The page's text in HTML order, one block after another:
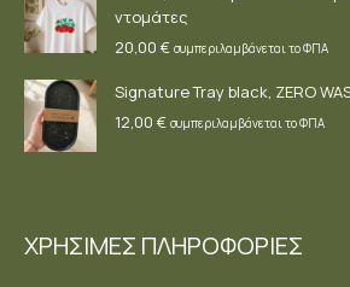
ντομάτες
20,00 € συμπεριλαμβάνεται το ΦΠΑ
Signature Tray black, ZERO
12,00 € συμπεριλαμβάνεται το ΦΠΑ
ΧΡΗΣΙΜΕΣ ΠΛΗΡΟΦΟΡΙΕΣ